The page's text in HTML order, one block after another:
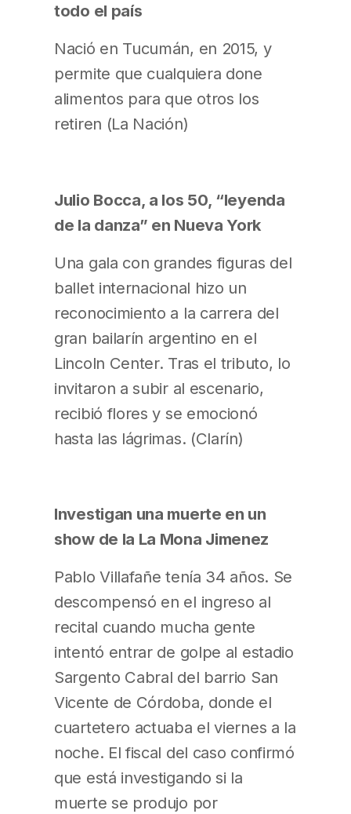
todo el país
Nació en Tucumán, en 2015, y
permite que cualquiera done
alimentos para que otros los
retiren (La Nación)
Julio Bocca, a los 50, “leyenda
de la danza” en Nueva York
Una gala con grandes figuras del
ballet internacional hizo un
reconocimiento a la carrera del
gran bailarín argentino en el
Lincoln Center. Tras el tributo, lo
invitaron a subir al escenario,
recibió flores y se emocionó
hasta las lágrimas. (Clarín)
Investigan una muerte en un
show de la La Mona Jimenez
Pablo Villafañe tenía 34 años. Se
descompensó en el ingreso al
recital cuando mucha gente
intentó entrar de golpe al estadio
Sargento Cabral del barrio San
Vicente de Córdoba, donde el
cuartetero actuaba el viernes a la
noche. El fiscal del caso confirmó
que está investigando si la
muerte se produjo por